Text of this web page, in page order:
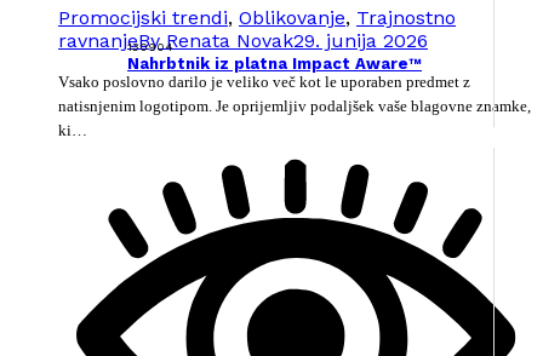
130904
Nahrbtnik iz platna Impact Aware™
Promocijski trendi, Oblikovanje, Trajnostno
ravnanjeByRenata Novak29. junija 2026
Vsako poslovno darilo je veliko več kot le uporaben predmet z
natisnjenim logotipom. Je oprijemljiv podaljšek vaše blagovne znamke,
ki…